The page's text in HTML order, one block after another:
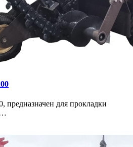
предназначен для прокладки